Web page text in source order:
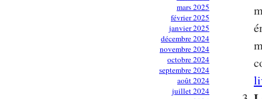
mars 2025
février 2025
janvier 2025
décembre 2024
novembre 2024
octobre 2024
septembre 2024
août 2024
juillet 2024